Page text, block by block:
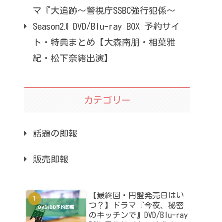
マ『大追跡～警視庁SSBC強行犯係～
Season2』DVD/Blu-ray BOX 予約サイ
ト・特典まとめ【大森南朋・相葉雅
紀・松下奈緒出演】
カテゴリー
話題の即報
販売即報
【最終回・円盤発売日はい
つ？】ドラマ『今夜、秘密
のキッチンで』DVD/Blu-ray